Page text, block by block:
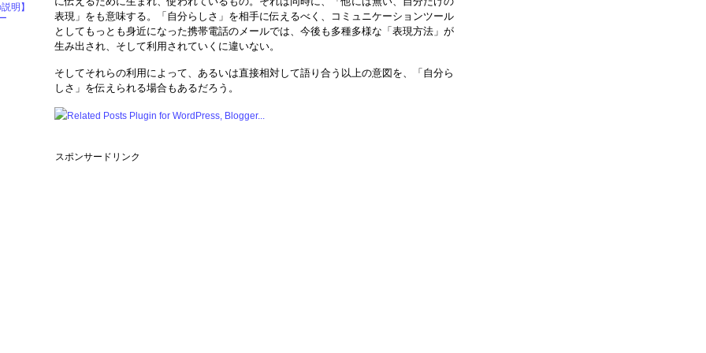
表現」をも意味する。「自分らしさ」を相手に伝えるべく、コミュニケーションツール
としてもっとも身近になった携帯電話のメールでは、今後も多種多様な「表現方法」が
生み出され、そして利用されていくに違いない。
そしてそれらの利用によって、あるいは直接相対して語り合う以上の意図を、「自分ら
しさ」を伝えられる場合もあるだろう。
スポンサードリンク
明】